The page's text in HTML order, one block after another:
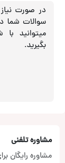
در صورت
سوالات شما
میتوانید
بگیرید.
مشاوره تلفنی
مشاوره رایگان